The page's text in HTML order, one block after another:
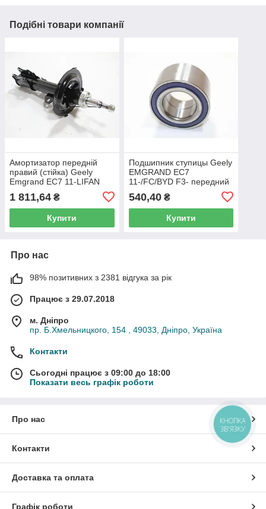
Подібні товари компанії
Амортизатор передній
правий (стійка) Geely
Emgrand EC7 11-LIFAN
620/SOLANO 09- BYD F3
05- 1064001257 SHIKOO
1 811,64 ₴
Купити
Подшипник ступицы Geely
EMGRAND EC7
11-/FC/BYD F3- передний
540,40₴
Купити
Про нас
98% позитивних з 2381 відгука за рік
Працює з 29.07.2018
м. Дніпро
пр. Б.Хмельницкого, 154 , 49033, Дніпро, Україна
Контакти
Сьогодні працює з 09:00 до 18:00
Показати весь графік роботи
Про нас
Контакти
Доставка та оплата
Графік роботи
КНОПКА
ЗВ'ЯЗКУ